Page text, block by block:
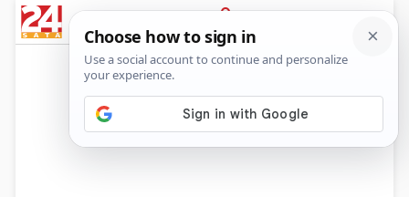
PRIJAVA
News